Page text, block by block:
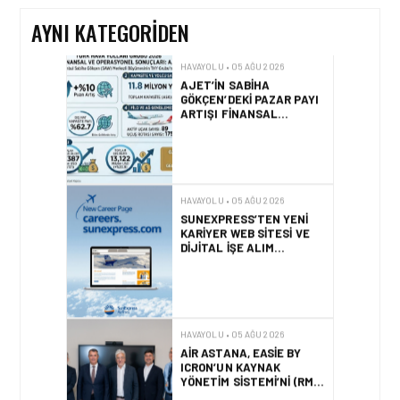
AYNI KATEGORIDEN
AJET’IN SABIHA
GÖKÇEN’DEKI PAZAR PAYI
ARTIŞI FINANSAL
SONUÇLARI NASIL
SUNEXPRESS’TEN YENI
KARIYER WEB SITESI VE
DIJITAL İŞE ALIM
PLATFORMU!
AIR ASTANA, EASIE BY
ICRON’UN KAYNAK
YÖNETIM SISTEMI’NI (RMS)
CANLIYA ALDI